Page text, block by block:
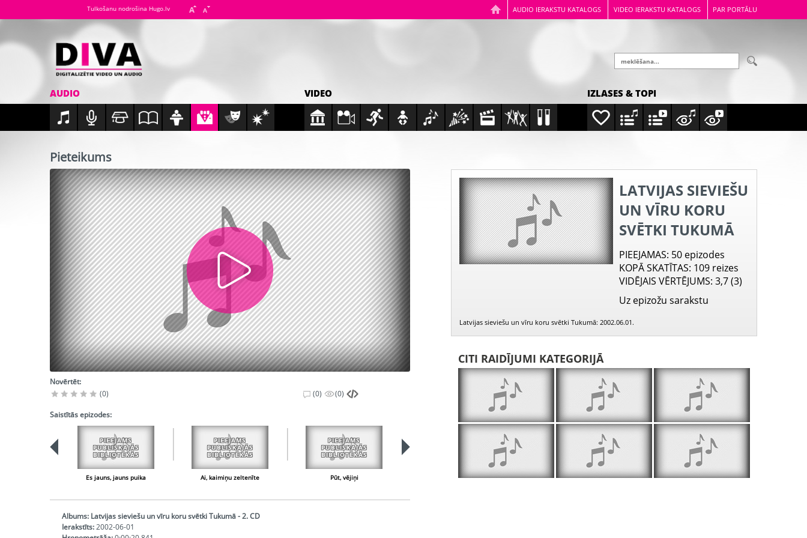
AUDIO IERAKSTU KATALOGS VIDEO IERAKSTU KATALOGS PAR PORTĀLU
Tulkošanu nodrošina Hugo.lv
AUDIO VIDEO IZLASES & TOPI
Pieteikums
Novērtēt:
(0)
(0) (0)
Saistītās epizodes:
PIEEJAMS
PUBLISKAJĀS
BIBLIOTĒKĀS
Es jauns, jauns puika
PIEEJAMS
PUBLISKAJĀS
BIBLIOTĒKĀS
Ai, kaimiņu zeltenīte
PIEEJAMS
PUBLISKAJĀS
BIBLIOTĒKĀS
Pūt, vējiņi Pieteikums
PIEEJAMS
PUBLISKAJĀS
BIBLIOTĒKĀS
Lokaties'i, mežu gali Pieteikums
Albums: Latvijas sieviešu un vīru koru svētki Tukumā - 2. CD
Ierakstīts:2002-06-01
LATVIJAS SIEVIEŠU
UN VĪRU KORU
SVĒTKI TUKUMĀ
PIEEJAMAS: 50 epizodes
KOPĀ SKATĪTAS: 109 reizes
VIDĒJAIS VĒRTĒJUMS: 3,7 (3)
Uz epizožu sarakstu
Latvijas sieviešu un vīru koru svētki Tukumā: 2002.06.01.
CITI RAIDĪJUMI KATEGORIJĀ